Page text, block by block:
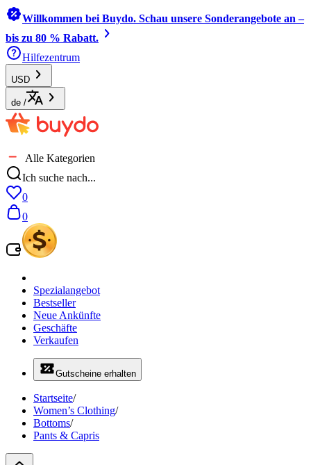
Willkommen bei Buydo. Schau unsere Sonderangebote an –
bis zu 80 % Rabatt.
Hilfezentrum
USD
de /
Alle Kategorien
Ich suche nach...
0
0
Spezialangebot
Bestseller
Neue Ankünfte
Geschäfte
Verkaufen
Gutscheine erhalten
Startseite/
Women’s Clothing/
Bottoms/
Pants & Capris